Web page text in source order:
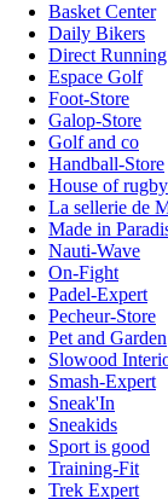
Basket Center
Daily Bikers
Direct Running
Espace Golf
Foot-Store
Galop-Store
Golf and co
Handball-Store
House of rugby
La sellerie de
Made in
Nauti-Wave
On-Fight
Padel-Expert
Pecheur-Store
Pet and Garden
Slowood
Smash-Expert
Sneak'In
Sneakids
Sport is good
Training-Fit
Trek Expert